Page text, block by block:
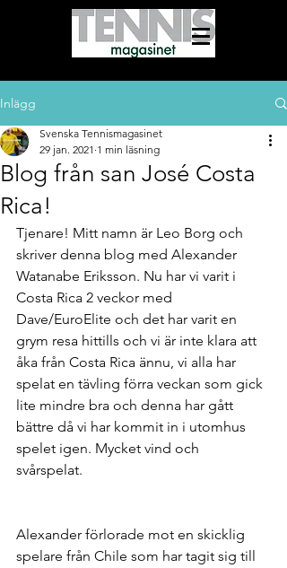
Inlägg
Blog från san José Costa
Rica!
Svenska Tennismagasinet
29 jan. 2021 1 min läsning
Tjenare! Mitt namn är Leo Borg och
skriver denna blog med Alexander
Watanabe Eriksson. Nu har vi varit i
Costa Rica 2 veckor med
Dave/EuroElite och det har varit en
grym resa hittills och vi är inte klara att
åka från Costa Rica ännu, vi alla har
spelat en tävling förra veckan som gick
lite mindre bra och denna har gått
bättre då vi har kommit in i utomhus
spelet igen. Mycket vind och
svårspelat.
Alexander förlorade mot en skicklig
spelare från Chile som har tagit sig till